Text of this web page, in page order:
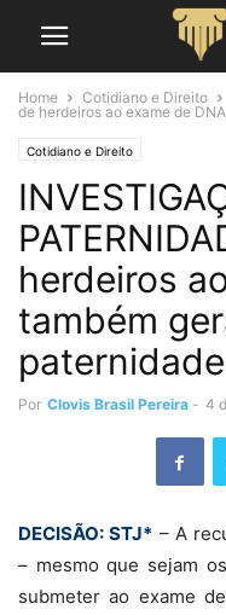
Home Cotidiano e Direito
de herdeiros ao exame de
Cotidiano e Direito
herdeiros
também
paternidade
Por Clovis Brasil Pereira - 4
DECISÃO: STJ* – A
– mesmo que sejam
submeter ao exame